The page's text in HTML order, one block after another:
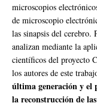
microscopios
de microscopio
las sinapsis del cerebro.
analizan mediante la
científicos del proyecto
los autores de este
última generación y el
la reconstrucción de